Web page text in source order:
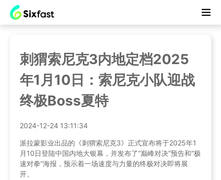
刺猬索尼克3内地定档2025
年1月10日：索尼克小队迎战
终极Boss夏特
2024-12-24 13:11:34
派拉蒙影业出品的《刺猬索尼克3》正式宣布将于2025年1
月10日登陆中国内地大银幕，并发布了“巅峰对决”预告和“极
速对拳”海报，预示着一场速度与力量的终极对决即将展
开。